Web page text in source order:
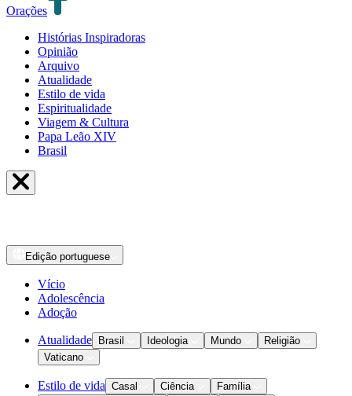
Orações
Histórias Inspiradoras
Opinião
Arquivo
Atualidade
Estilo de vida
Espiritualidade
Viagem & Cultura
Papa Leão XIV
Brasil
Edição portuguese
Vício
Adolescência
Adoção
Atualidade Brasil Ideologia Mundo
Religião
Vaticano
Estilo de vida Casal Ciência
Família